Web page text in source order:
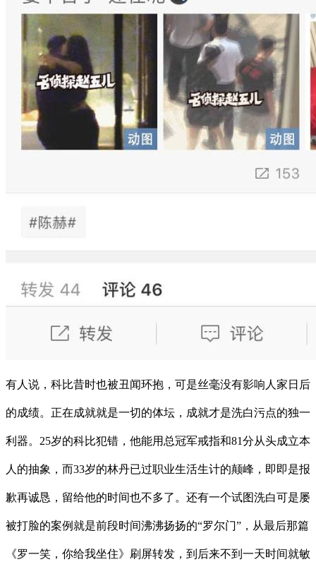
有人说，科比昔时也被丑闻环抱，可是丝毫没有影响人家日后
的成绩。正在成就就是一切的体坛，成就才是洗白污点的独一
利器。25岁的科比犯错，他能用总冠军戒指和81分从头成立本
人的抽象，而33岁的林丹已过职业生活生计的颠峰，即即是报
歉再诚恳，留给他的时间也不多了。还有一个试图洗白可是屡
被打脸的案例就是前段时间沸沸扬扬的“罗尔门”，从最后那篇
《罗一笑，你给我坐住》刷屏转发，到后来不到一天时间就敏